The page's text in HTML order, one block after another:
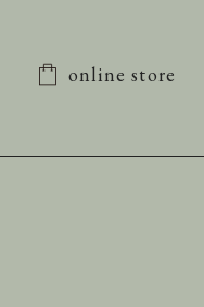
online store